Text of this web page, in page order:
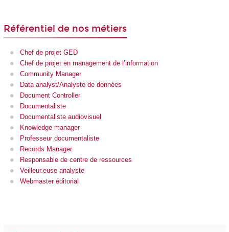
Référentiel de nos métiers
Chef de projet GED
Chef de projet en management de l’information
Community Manager
Data analyst/Analyste de données
Document Controller
Documentaliste
Documentaliste audiovisuel
Knowledge manager
Professeur documentaliste
Records Manager
Responsable de centre de ressources
Veilleur.euse analyste
Webmaster éditorial